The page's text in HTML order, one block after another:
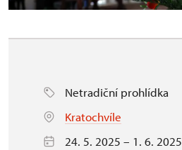
Netradiční prohlídka
Kratochvíle
24. 5. 2025 – 1. 6. 2025